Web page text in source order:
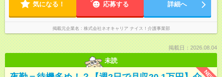
気になる！ 応募する 詳細へ
掲載元企業名 株式会社ネオキャリア ナイス！介護事業部
掲載日：2026.08.04
未読